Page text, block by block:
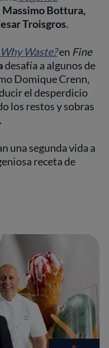
Massimo Bottura,
Troisgros.
Why Waste?en Fine
desafía a algunos de
Domique Crenn,
el desperdicio
los restos y sobras
una segunda vida a
receta de